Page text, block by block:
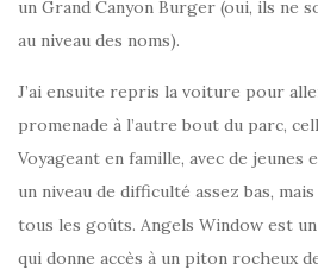
un Grand Canyon Burger (oui, ils ne
au niveau des noms).
J’ai ensuite repris la voiture pour
promenade à l’autre bout du parc,
Voyageant en famille, avec de
un niveau de difficulté assez bas,
tous les goûts. Angels Window est
qui donne accès à un piton rocheux